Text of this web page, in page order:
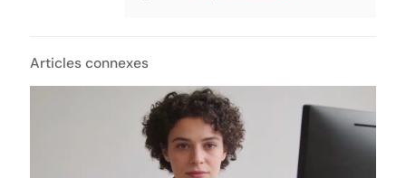
Articles connexes